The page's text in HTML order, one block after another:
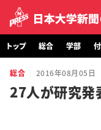
トップ
トップ 総合 学部
総合 2016年08月05日
27人が研究